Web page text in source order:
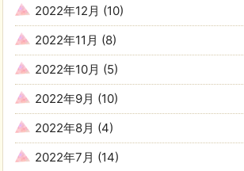
2022年12月 (10)
2022年11月 (8)
2022年10月 (5)
2022年9月 (10)
2022年8月 (4)
2022年7月 (14)